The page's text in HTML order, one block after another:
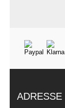
ADRESSE